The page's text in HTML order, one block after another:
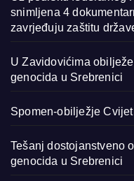
snimljena 4
zavrjeđuju zaštitu
U Zavidovićima
genocida u Srebrenici
Spomen-obilježje
Tešanj dostojanstveno
genocida u Srebrenici